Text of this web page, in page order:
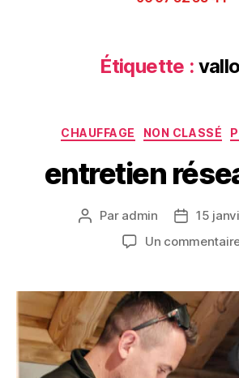
Étiquette :
CHAUFFAGE NON CLASSÉ
entretien
Par admin
15
Un